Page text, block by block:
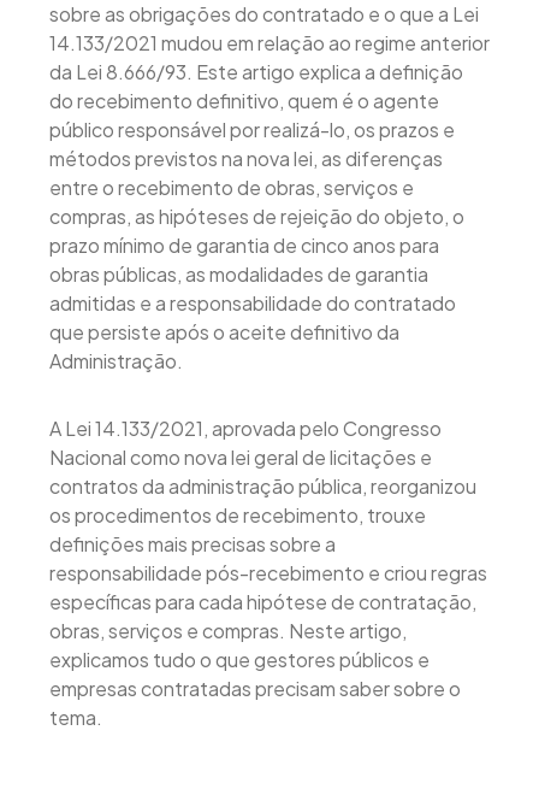
sobre as obrigações do contratado e o que a Lei
14.133/2021 mudou em relação ao regime anterior
da Lei 8.666/93. Este artigo explica a definição
do recebimento definitivo, quem é o agente
público responsável por realizá-lo, os prazos e
métodos previstos na nova lei, as diferenças
entre o recebimento de obras, serviços e
compras, as hipóteses de rejeição do objeto, o
prazo mínimo de garantia de cinco anos para
obras públicas, as modalidades de garantia
admitidas e a responsabilidade do contratado
que persiste após o aceite definitivo da
Administração.
A Lei 14.133/2021, aprovada pelo Congresso
Nacional como nova lei geral de licitações e
contratos da administração pública, reorganizou
os procedimentos de recebimento, trouxe
definições mais precisas sobre a
responsabilidade pós-recebimento e criou regras
específicas para cada hipótese de contratação,
obras, serviços e compras. Neste artigo,
explicamos tudo o que gestores públicos e
empresas contratadas precisam saber sobre o
tema.